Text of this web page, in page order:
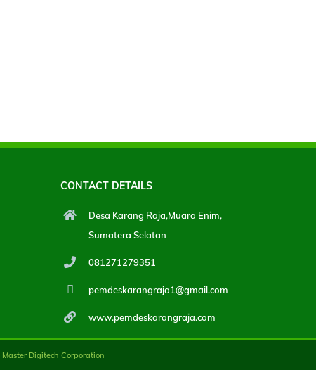
CONTACT DETAILS
Desa Karang Raja,Muara Enim,
Sumatera Selatan
081271279351
pemdeskarangraja1@gmail.com
www.pemdeskarangraja.com
Master Digitech Corporation